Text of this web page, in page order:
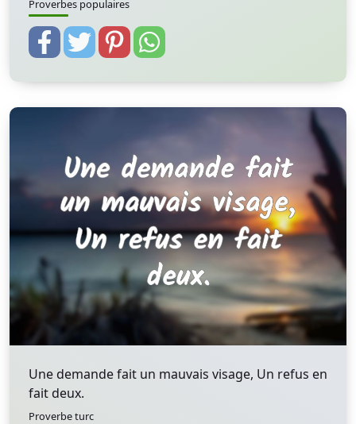
Proverbes populaires
Une demande fait un mauvais visage, Un refus en
fait deux.
Proverbe turc